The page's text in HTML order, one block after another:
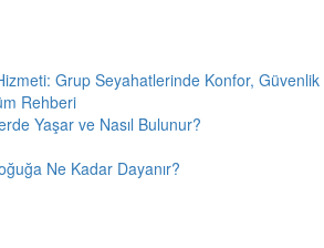
Grup Seyahatlerinde Konfor, Güvenlik
Rehberi
Yaşar ve Nasıl Bulunur?
Ne Kadar Dayanır?